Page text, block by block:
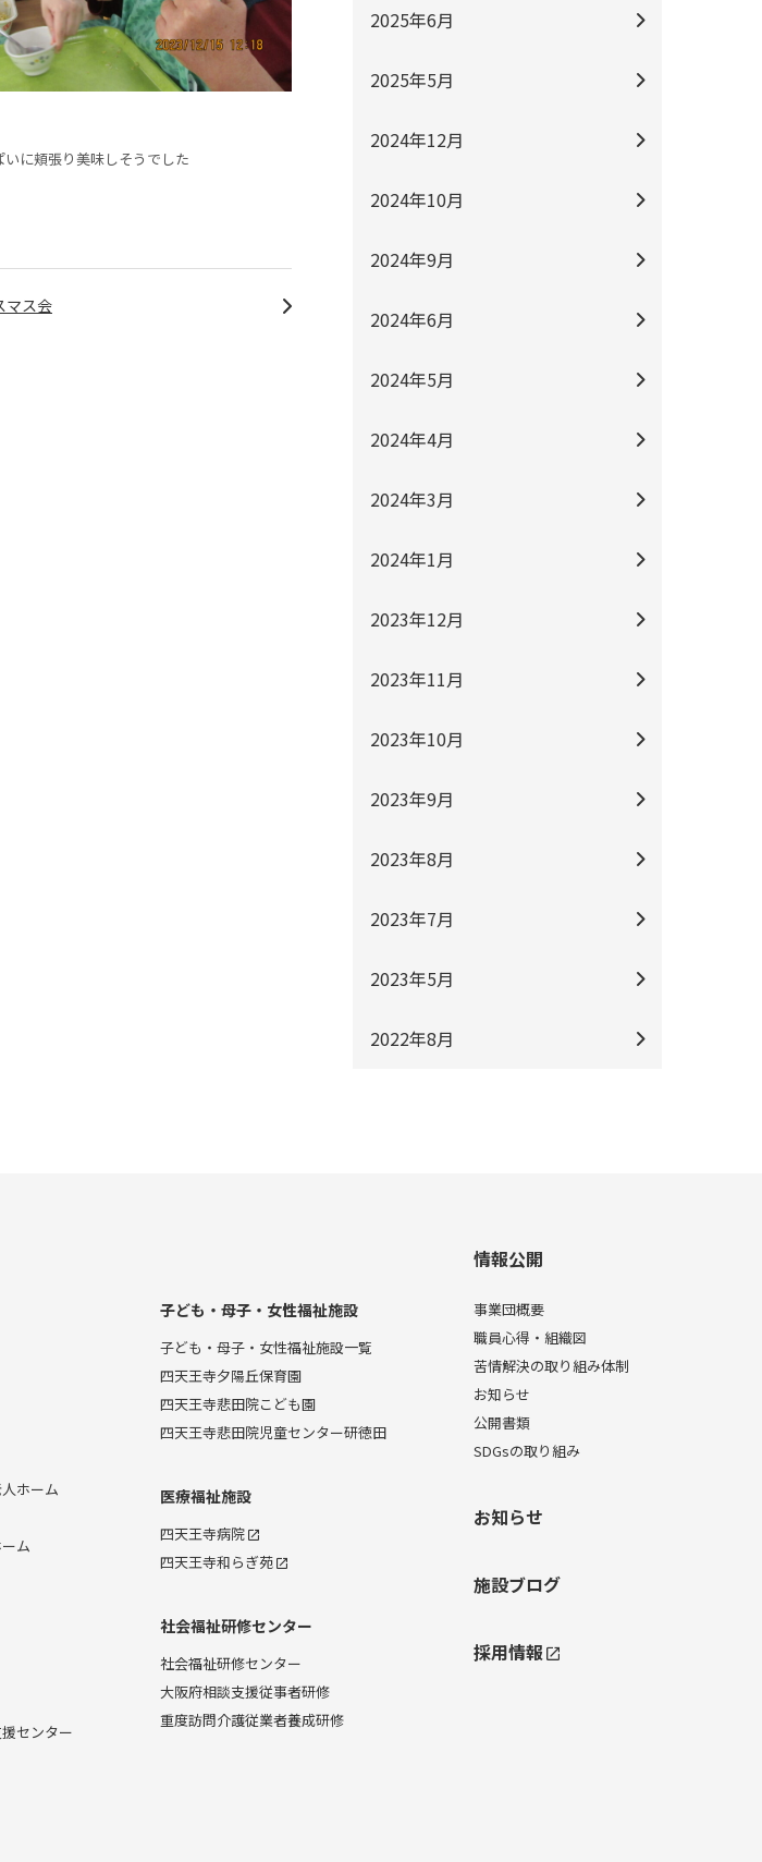
いに頬張り美味しそうでした
マス会
2025年6月
2025年5月
2024年12月
2024年10月
2024年9月
2024年6月
2024年5月
2024年4月
2024年3月
2024年1月
2023年12月
2023年11月
2023年10月
2023年9月
2023年8月
2023年7月
2023年5月
2022年8月
ホーム
ム
センター
子ども・母子・女性福祉施設
子ども・母子・女性福祉施設一覧
四天王寺夕陽丘保育園
四天王寺悲田院こども園
四天王寺悲田院児童センター研徳田
医療福祉施設
四天王寺病院
四天王寺和らぎ苑
社会福祉研修センター
社会福祉研修センター
大阪府相談支援従事者研修
重度訪問介護従業者養成研修
情報公開
事業団概要
職員心得・組織図
苦情解決の取り組み体制
お知らせ
公開書類
SDGsの取り組み
お知らせ
施設ブログ
採用情報